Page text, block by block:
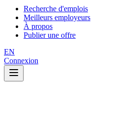
Recherche d'emplois
Meilleurs employeurs
À propos
Publier une offre
EN
Connexion